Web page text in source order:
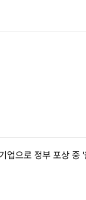
업으로 정부 포상